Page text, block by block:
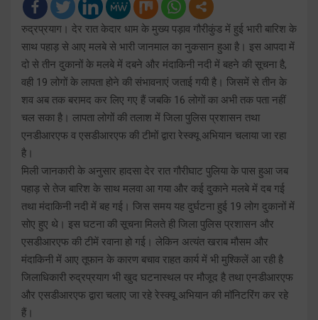
रुद्रप्रयाग। देर रात केदार धाम के मुख्य पड़ाव गौरीकुंड में हुई भारी बारिश के
साथ पहाड़ से आए मलबे से भारी जानमाल का नुकसान हुआ है। इस आपदा में
दो से तीन दुकानों के मलबे में दबने और मंदाकिनी नदी में बहने की सूचना है,
वही 19 लोगों के लापता होने की संभावनाएं जताई गयी है। जिसमें से तीन के
शव अब तक बरामद कर लिए गए हैं जबकि 16 लोगों का अभी तक पता नहीं
चल सका है। लापता लोगों की तलाश में जिला पुलिस प्रशासन तथा
एनडीआरएफ व एसडीआरएफ की टीमों द्वारा रेस्क्यू अभियान चलाया जा रहा
है।
मिली जानकारी के अनुसार हादसा देर रात गौरीघाट पुलिया के पास हुआ जब
पहाड़ से तेज बारिश के साथ मलवा आ गया और कई दुकाने मलबे में दब गई
तथा मंदाकिनी नदी में बह गई। जिस समय यह दुर्घटना हुई 19 लोग दुकानों में
सोए हुए थे। इस घटना की सूचना मिलते ही जिला पुलिस प्रशासन और
एसडीआरएफ की टीमें रवाना हो गई। लेकिन अत्यंत खराब मौसम और
मंदाकिनी में आए तूफान के कारण बचाव राहत कार्य में भी मुश्किलें आ रही है
जिलाधिकारी रुद्रप्रयाग भी खुद घटनास्थल पर मौजूद है तथा एनडीआरएफ
और एसडीआरएफ द्वारा चलाए जा रहे रेस्क्यू अभियान की मॉनिटरिंग कर रहे
हैं।